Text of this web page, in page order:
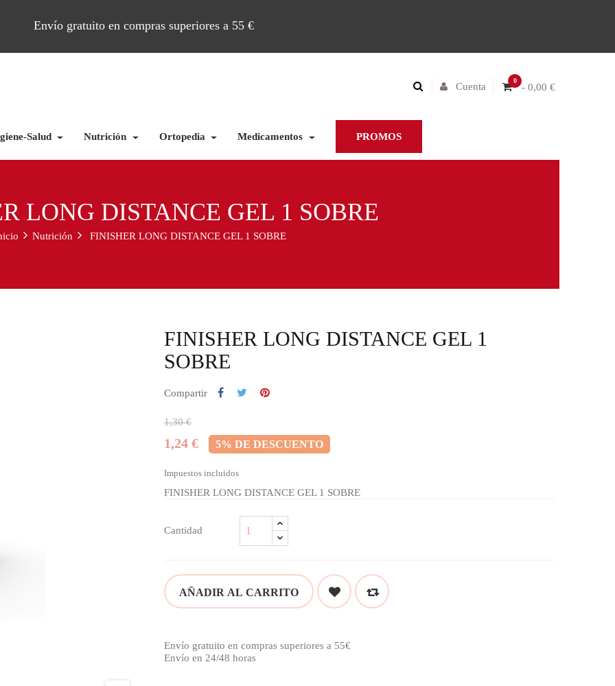
Envío gratuito en compras superiores a 55 €
0
- 0,00 €
Cuenta
Salud Nutrición Ortopedia Medicamentos PROMOS
LONG DISTANCE GEL 1 SOBRE
Nutrición FINISHER LONG DISTANCE GEL 1 SOBRE
FINISHER LONG DISTANCE GEL 1
SOBRE
Compartir
1,30 €
1,24 € 5% DE DESCUENTO
Impuestos incluidos
FINISHER LONG DISTANCE GEL 1 SOBRE
Cantidad
AÑADIR AL CARRITO
Envío gratuito en compras superiores a 55€
Envío en 24/48 horas